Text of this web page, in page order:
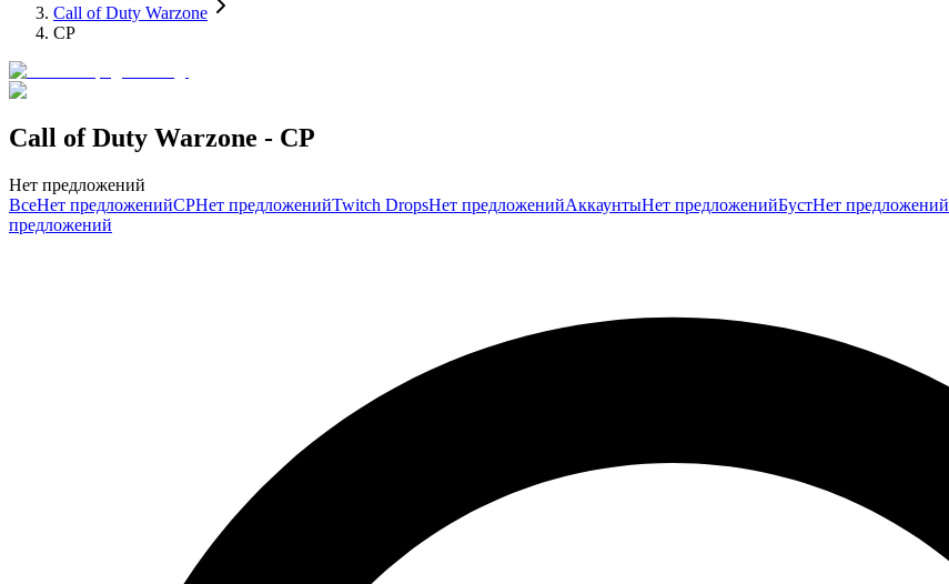
Call of Duty Warzone
CP
Call of Duty Warzone - CP
Нет предложений
ВсеНет предложенийCPНет предложенийTwitch DropsНет предложенийАккаунтыНет предложенийБустНет предложений
предложений